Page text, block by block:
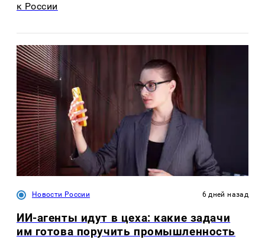
к России
Новости России 6 дней назад
ИИ-агенты идут в цеха: какие задачи
им готова поручить промышленность